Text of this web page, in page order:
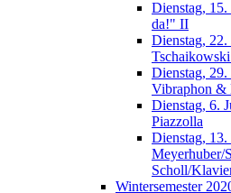
Dienstag,
da!" II
Dienstag,
Dienstag,
Vibraphon &
Dienstag, 6.
Piazzolla
Dienstag,
Meyerhuber/
Scholl/
Wintersemester